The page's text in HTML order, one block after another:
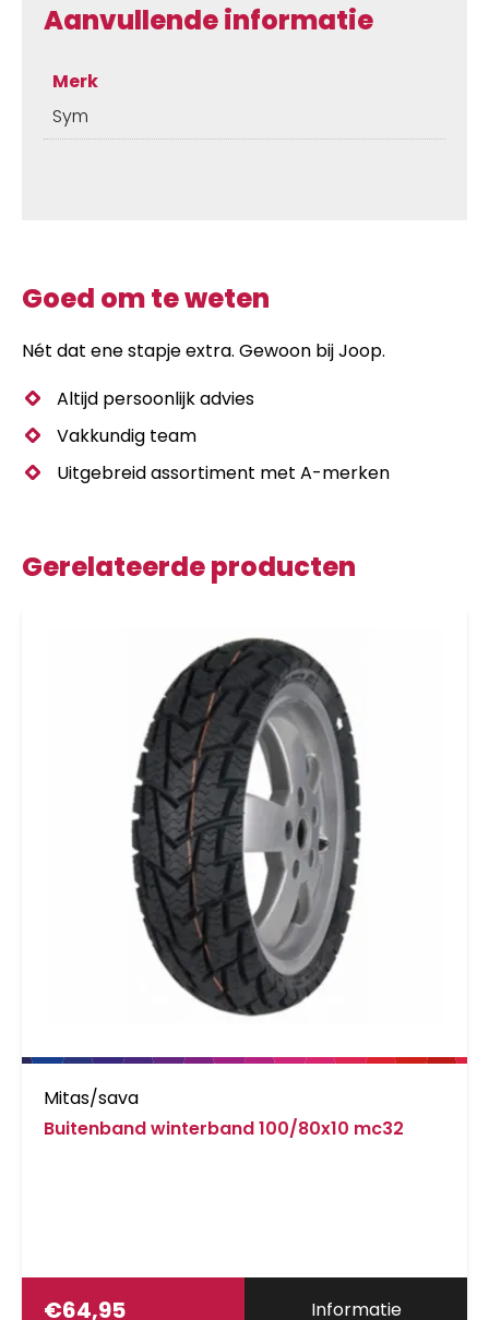
Aanvullende informatie
Merk
Sym
Goed om te weten
Nét dat ene stapje extra. Gewoon bij Joop.
Altijd persoonlijk advies
Vakkundig team
Uitgebreid assortiment met A-merken
Gerelateerde producten
Mitas/sava
Buitenband winterband 100/80x10 mc32
€64,95 Informatie